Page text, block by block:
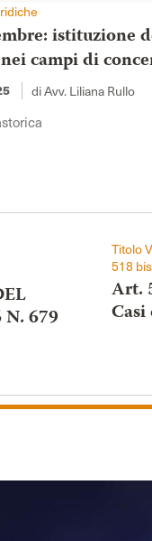
istituzione
campi di
di Avv. Liliana Rullo
679
Titolo
518
Art.